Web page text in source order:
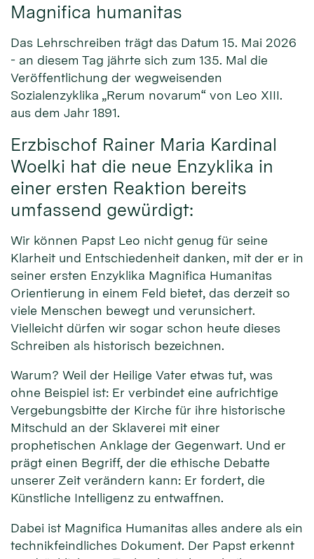
Magnifica humanitas
Das Lehrschreiben trägt das Datum 15. Mai 2026
- an diesem Tag jährte sich zum 135. Mal die
Veröffentlichung der wegweisenden
Sozialenzyklika „Rerum novarum“ von Leo XIII.
aus dem Jahr 1891.
Erzbischof Rainer Maria Kardinal
Woelki hat die neue Enzyklika in
einer ersten Reaktion bereits
umfassend gewürdigt:
Wir können Papst Leo nicht genug für seine
Klarheit und Entschiedenheit danken, mit der er in
seiner ersten Enzyklika Magnifica Humanitas
Orientierung in einem Feld bietet, das derzeit so
viele Menschen bewegt und verunsichert.
Vielleicht dürfen wir sogar schon heute dieses
Schreiben als historisch bezeichnen.
Warum? Weil der Heilige Vater etwas tut, was
ohne Beispiel ist: Er verbindet eine aufrichtige
Vergebungsbitte der Kirche für ihre historische
Mitschuld an der Sklaverei mit einer
prophetischen Anklage der Gegenwart. Und er
prägt einen Begriff, der die ethische Debatte
unserer Zeit verändern kann: Er fordert, die
Künstliche Intelligenz zu entwaffnen.
Dabei ist Magnifica Humanitas alles andere als ein
technikfeindliches Dokument. Der Papst erkennt